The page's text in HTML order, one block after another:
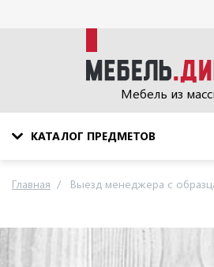
Мебель из
КАТАЛОГ ПРЕДМЕТОВ
Главная Выезд менеджера с